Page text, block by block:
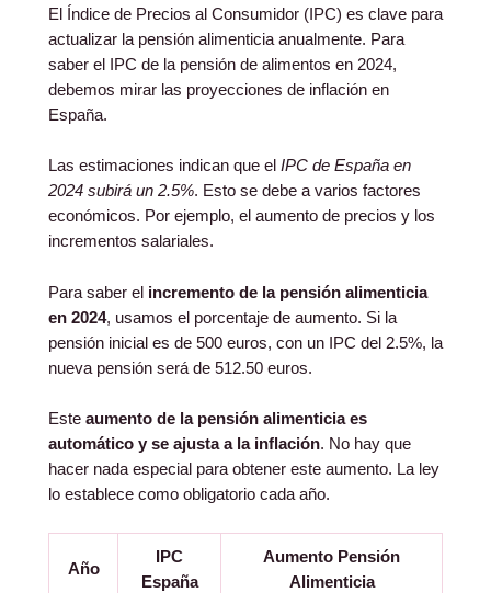
El Índice de Precios al Consumidor (IPC) es clave para
actualizar la pensión alimenticia anualmente. Para
saber el IPC de la pensión de alimentos en 2024,
debemos mirar las proyecciones de inflación en
España.
Las estimaciones indican que el IPC de España en
2024 subirá un 2.5%. Esto se debe a varios factores
económicos. Por ejemplo, el aumento de precios y los
incrementos salariales.
Para saber el incremento de la pensión alimenticia
en 2024, usamos el porcentaje de aumento. Si la
pensión inicial es de 500 euros, con un IPC del 2.5%, la
nueva pensión será de 512.50 euros.
Este aumento de la pensión alimenticia es
automático y se ajusta a la inflación. No hay que
hacer nada especial para obtener este aumento. La ley
lo establece como obligatorio cada año.
Año
IPC
España
Aumento Pensión
Alimenticia